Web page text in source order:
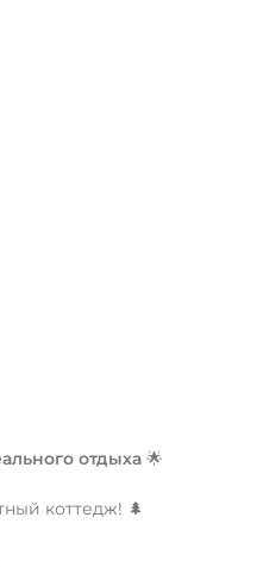
отдыха 🌟
коттедж! 🌲